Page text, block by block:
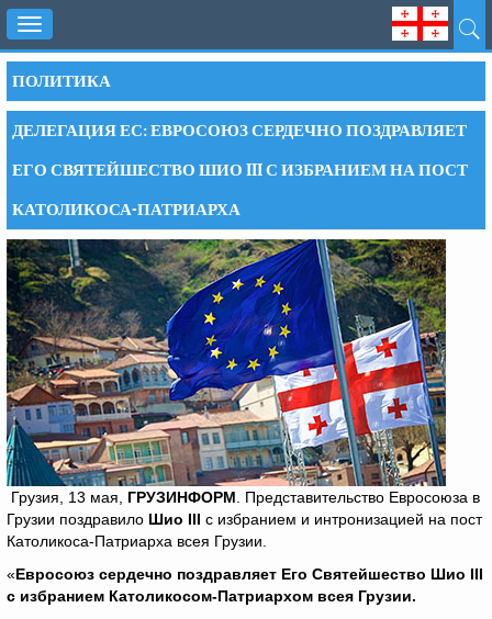
Toggle
navigation
ПОЛИТИКА
ДЕЛЕГАЦИЯ ЕС: ЕВРОСОЮЗ СЕРДЕЧНО ПОЗДРАВЛЯЕТ
ЕГО СВЯТЕЙШЕСТВО ШИО III С ИЗБРАНИЕМ НА ПОСТ
КАТОЛИКОСА-ПАТРИАРХА
Грузия, 13 мая, ГРУЗИНФОРМ . Представительство Евросоюза в
Грузии поздравило Шио III с избранием и интронизацией на пост
Католикоса-Патриарха всея Грузии.
«Евросоюз сердечно поздравляет Его Святейшество Шио III
с избранием Католикосом-Патриархом всея Грузии.